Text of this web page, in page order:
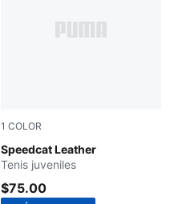
1 COLOR
Speedcat Leather
PUMA White-PUMA Black
Tenis juveniles
$75.00